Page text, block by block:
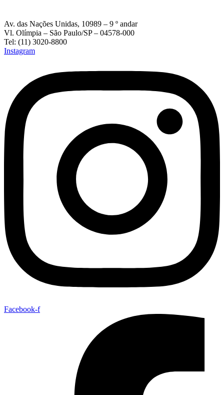
Av. das Nações Unidas, 10989 – 9 º andar
Vl. Olímpia – São Paulo/SP – 04578-000
Tel: (11) 3020-8800
Instagram
Facebook-f